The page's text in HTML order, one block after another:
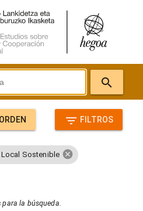
search
ORDEN filter_list FILTROS
Sostenible cancel
para la búsqueda.